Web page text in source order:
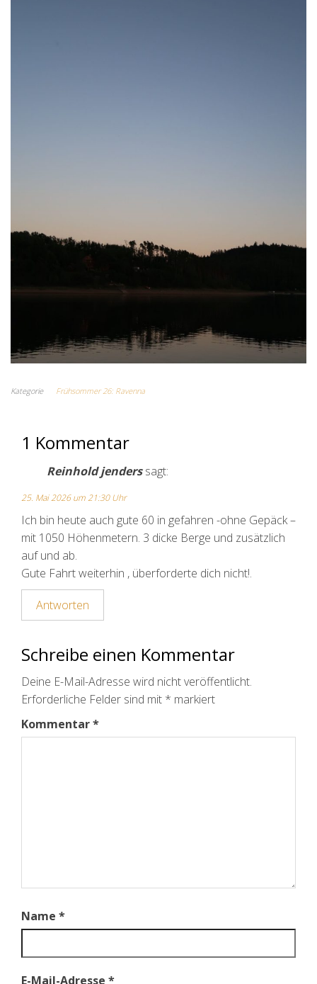
Kategorie Frühsommer 26: Ravenna
1 Kommentar
Reinhold jenders sagt:
25. Mai 2026 um 21:30 Uhr
Ich bin heute auch gute 60 in gefahren -ohne Gepäck –
mit 1050 Höhenmetern. 3 dicke Berge und zusätzlich
auf und ab.
Gute Fahrt weiterhin , überforderte dich nicht!.
Antworten
Schreibe einen Kommentar
Deine E-Mail-Adresse wird nicht veröffentlicht.
Erforderliche Felder sind mit * markiert
Kommentar*
Name *
E-Mail-Adresse *